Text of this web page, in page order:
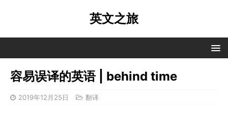
英文之旅
容易误译的英语 | behind time
2019年12月25日 翻译